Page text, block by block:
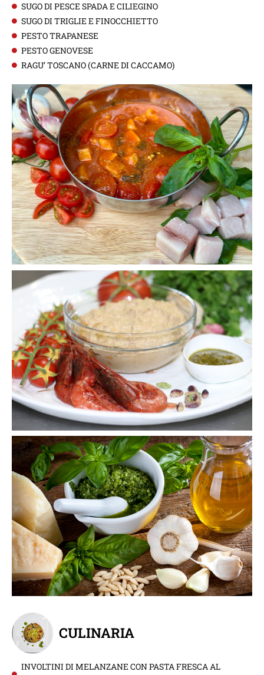
SUGO DI PESCE SPADA E CILIEGINO
SUGO DI TRIGLIE E FINOCCHIETTO
PESTO TRAPANESE
PESTO GENOVESE
RAGU’ TOSCANO (CARNE DI CACCAMO)
CULINARIA
INVOLTINI DI MELANZANE CON PASTA FRESCA AL